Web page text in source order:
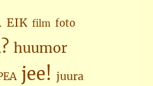
EIK film foto
huumor
jee! juura